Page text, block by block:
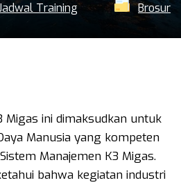
Training Brosur
Migas ini dimaksudkan untuk
Manusia yang kompeten
Manajemen K3 Migas.
bahwa kegiatan industri